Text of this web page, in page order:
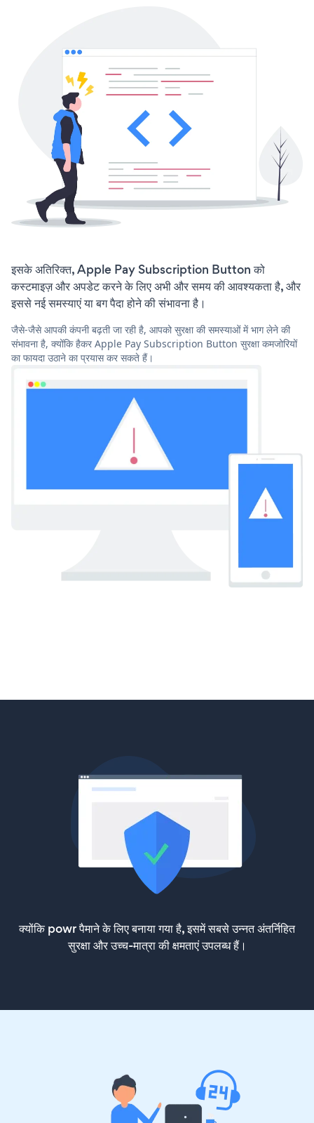
इसके अतिरिक्त, Apple Pay Subscription Button को
कस्टमाइज़ और अपडेट करने के लिए अभी और समय की आवश्यकता है, और
इससे नई समस्याएं या बग पैदा होने की संभावना है।
जैसे-जैसे आपकी कंपनी बढ़ती जा रही है, आपको सुरक्षा की समस्याओं में भाग लेने की
संभावना है, क्योंकि हैकर Apple Pay Subscription Button सुरक्षा कमजोरियों
का फायदा उठाने का प्रयास कर सकते हैं।
क्योंकि powr पैमाने के लिए बनाया गया है, इसमें सबसे उन्नत अंतर्निहित
सुरक्षा और उच्च-मात्रा की क्षमताएं उपलब्ध हैं।